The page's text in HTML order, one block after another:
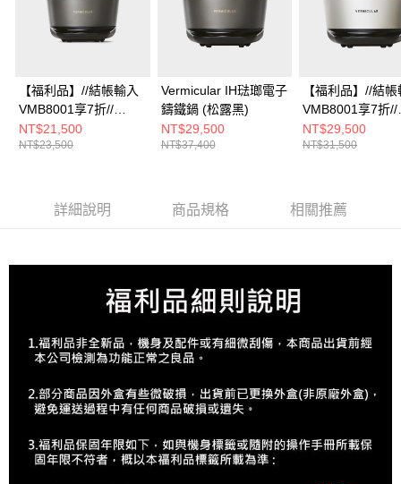
【福利品】//結帳輸入
VMB8001享7折//
Vermicular MINI IH 琺
瑯電子鑄鐵鍋 (松露黑)
NT$21,500
NT$23,500
Vermicular IH琺瑯電子
鑄鐵鍋 (松露黑)
NT$29,500
NT$37,400
【福利品】//結
VMB8001享7折//
Vermicular IH琺
鑄鐵鍋(海鹽白)
NT$29,500
NT$31,500
詳細說明 商品規格 相關推薦